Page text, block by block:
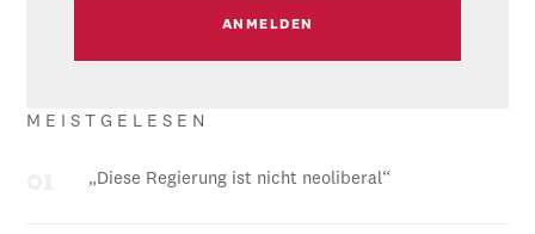
MEISTGELESEN
„Diese Regierung ist nicht neoliberal“